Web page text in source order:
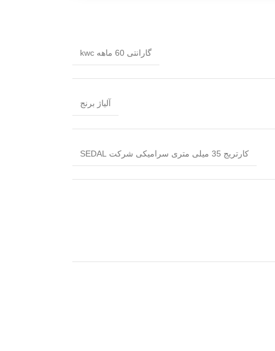
گارانتی 60 ماهه kwc
آلیاژ برنج
کارتریج 35 میلی متری سرامیکی شرکت SEDAL